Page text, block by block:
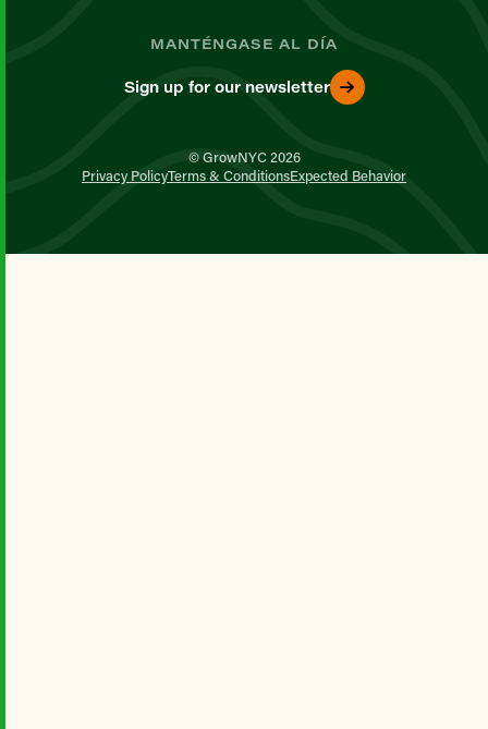
MANTÉNGASE AL DÍA
Sign up for our newsletter
© GrowNYC 2026
Privacy PolicyTerms & ConditionsExpected Behavior